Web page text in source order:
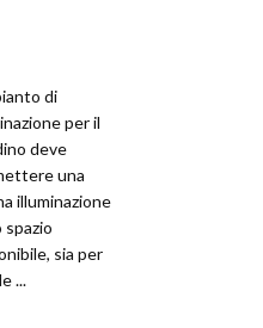
di
per il
deve
una
illuminazione
spazio
sia per
...